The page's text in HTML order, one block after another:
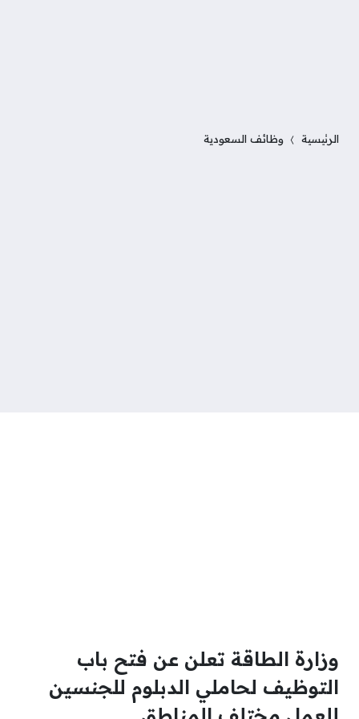
الرئيسية وظائف السعودية
وزارة الطاقة تعلن عن فتح باب
التوظيف لحاملي الدبلوم للجنسين